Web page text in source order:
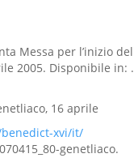
Messa per l’inizio del
2005. Disponibile in: .
16 aprile
xvi/it/
genetliaco.